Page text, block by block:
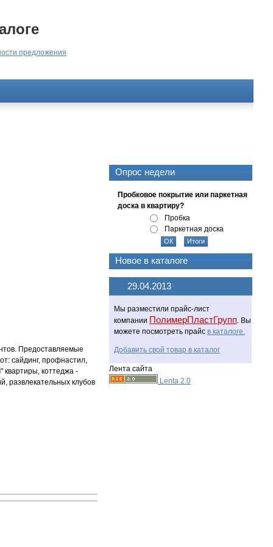
предложения
Предоставляемые
сайдинг, профнастил,
квартиры, коттеджа -
развлекательных клубов
Опрос недели
Пробковое покрытие или паркетная
доска в квартиру?
Пробка
Паркетная доска
Новое в каталоге
29.04.2013
Мы разместили прайс-лист
компании ПолимерПластГрупп. Вы
можете посмотреть прайс в каталоге.
Добавить свой товар в каталог
Лента сайта
Lenta 2.0